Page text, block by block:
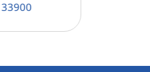
33900